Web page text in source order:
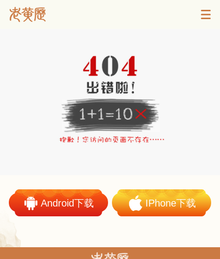
Android下载 IPhone下载